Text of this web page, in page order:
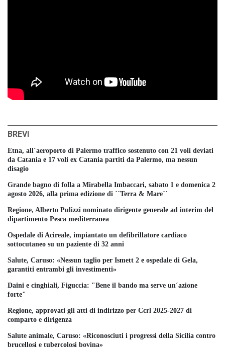
BREVI
Etna, all´aeroporto di Palermo traffico sostenuto con 21 voli deviati
da Catania e 17 voli ex Catania partiti da Palermo, ma nessun
disagio
Grande bagno di folla a Mirabella Imbaccari, sabato 1 e domenica 2
agosto 2026, alla prima edizione di ´´Terra & Mare´´
Regione, Alberto Pulizzi nominato dirigente generale ad interim del
dipartimento Pesca mediterranea
Ospedale di Acireale, impiantato un defibrillatore cardiaco
sottocutaneo su un paziente di 32 anni
Salute, Caruso: «Nessun taglio per Ismett 2 e ospedale di Gela,
garantiti entrambi gli investimenti»
Daini e cinghiali, Figuccia: "Bene il bando ma serve un´azione
forte"
Regione, approvati gli atti di indirizzo per Ccrl 2025-2027 di
comparto e dirigenza
Salute animale, Caruso: «Riconosciuti i progressi della Sicilia contro
brucellosi e tubercolosi bovina»